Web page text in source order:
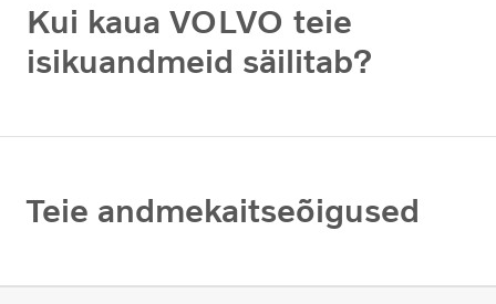
Kui kaua VOLVO teie
isikuandmeid säilitab?
Teie andmekaitseõigused